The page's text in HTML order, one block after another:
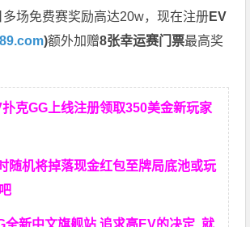
多场免费赛奖励高达20w，现在注册EV
)额外加赠8张幸运赛门票最高奖
克GG上线注册领取350美金新玩家
随机将掉落现金红包至牌局底池或玩